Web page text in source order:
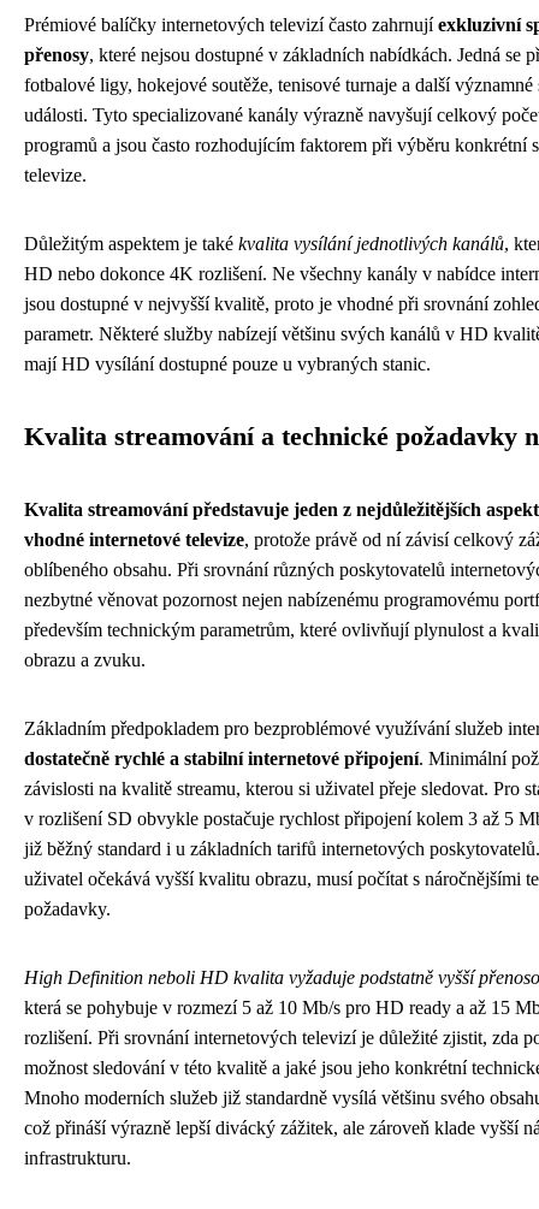
Prémiové balíčky internetových televizí často zahrnujíexkluzivní
přenosy, které nejsou dostupné v základních nabídkách. Jedná se
fotbalové ligy, hokejové soutěže, tenisové turnaje a další
události. Tyto specializované kanály výrazně navyšují celkový
programů a jsou často rozhodujícím faktorem při výběru konkrétní
televize.
Důležitým aspektem je také kvalita vysílání jednotlivých kanálů,
HD nebo dokonce 4K rozlišení. Ne všechny kanály v nabídce
jsou dostupné v nejvyšší kvalitě, proto je vhodné při srovnání
parametr. Některé služby nabízejí většinu svých kanálů v HD
mají HD vysílání dostupné pouze u vybraných stanic.
Kvalita streamování a technické požadavky
Kvalita streamování představuje jeden z nejdůležitějších
vhodné internetové televize, protože právě od ní závisí celkový
oblíbeného obsahu. Při srovnání různých poskytovatelů
nezbytné věnovat pozornost nejen nabízenému programovému
především technickým parametrům, které ovlivňují plynulost a
obrazu a zvuku.
Základním předpokladem pro bezproblémové využívání služeb
dostatečně rychlé a stabilní internetové připojení. Minimální
závislosti na kvalitě streamu, kterou si uživatel přeje sledovat. Pro
v rozlišení SD obvykle postačuje rychlost připojení kolem 3 až 5
již běžný standard i u základních tarifů internetových
uživatel očekává vyšší kvalitu obrazu, musí počítat s náročnějšími
požadavky.
High Definition neboli HD kvalita vyžaduje podstatně vyšší
která se pohybuje v rozmezí 5 až 10 Mb/s pro HD ready a až 15
rozlišení. Při srovnání internetových televizí je důležité zjistit, zda
možnost sledování v této kvalitě a jaké jsou jeho konkrétní
Mnoho moderních služeb již standardně vysílá většinu svého
což přináší výrazně lepší divácký zážitek, ale zároveň klade vyšší
infrastrukturu.